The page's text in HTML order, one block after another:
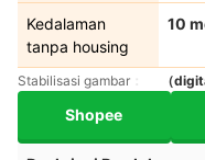
Kedalaman
tanpa housing
10
Stabilisasi gambar （
Shopee